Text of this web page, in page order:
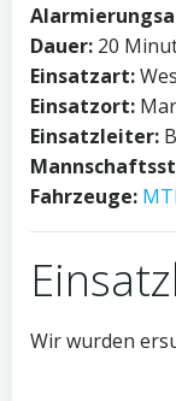
Dauer: 20
Einsatzart:
Einsatzort:
Einsatzleiter:
Fahrzeuge:
Wir wurden